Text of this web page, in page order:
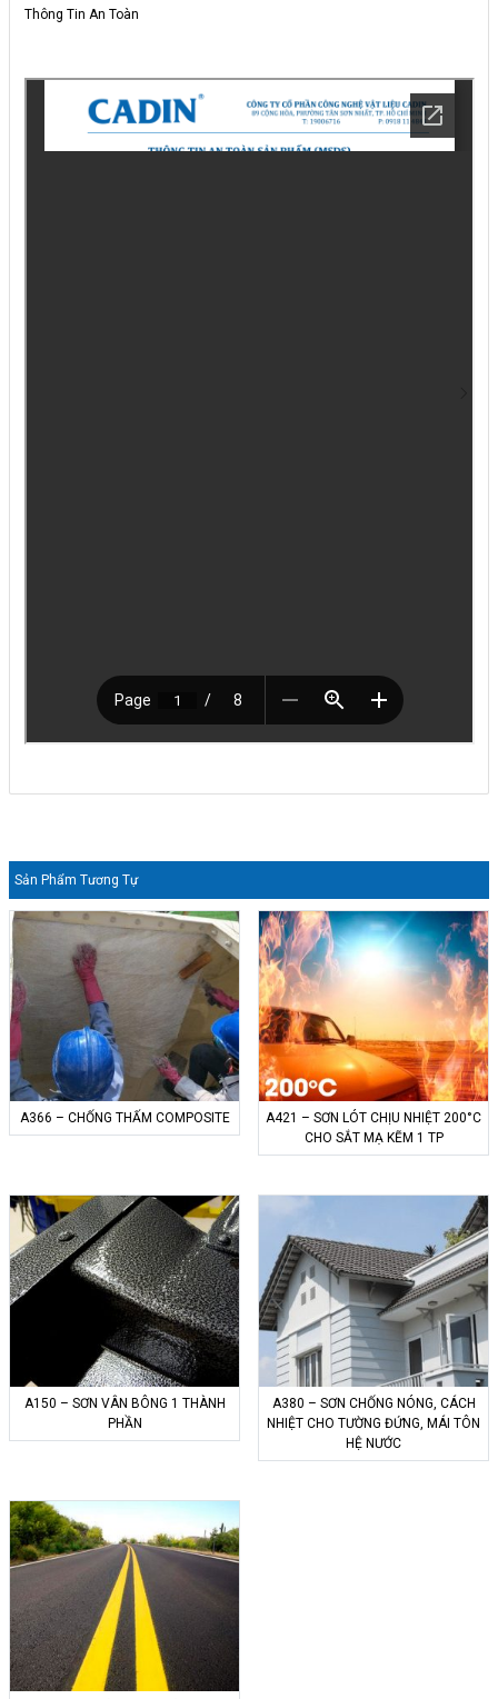
Thông Tin An Toàn
Sản Phẩm Tương Tự
A366 – CHỐNG THẤM COMPOSITE
A421 – SƠN LÓT CHỊU NHIỆT 200°C
CHO SẮT MẠ KẼM 1 TP
A150 – SƠN VÂN BÔNG 1 THÀNH
PHẦN
A380 – SƠN CHỐNG NÓNG, CÁCH
NHIỆT CHO TƯỜNG ĐỨNG, MÁI TÔN
HỆ NƯỚC